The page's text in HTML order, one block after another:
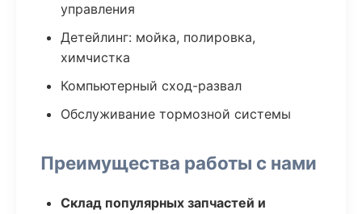
управления
Детейлинг: мойка, полировка,
химчистка
Компьютерный сход-развал
Обслуживание тормозной системы
Преимущества работы с нами
Склад популярных запчастей и